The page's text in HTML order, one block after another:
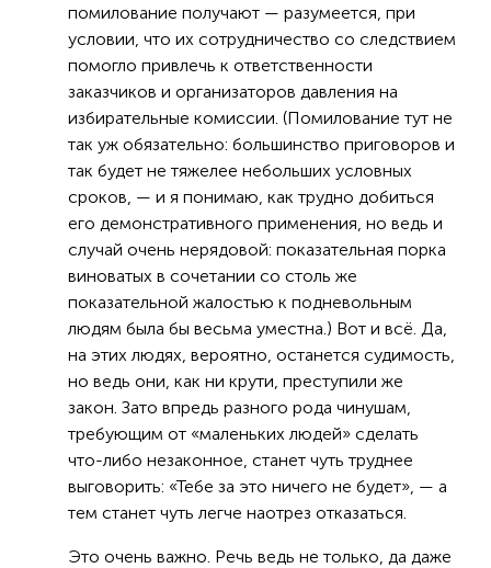
помилование получают — разумеется, при
условии, что их сотрудничество со следствием
помогло привлечь к ответственности
заказчиков и организаторов давления на
избирательные комиссии. (Помилование тут не
так уж обязательно: большинство приговоров и
так будет не тяжелее небольших условных
сроков, — и я понимаю, как трудно добиться
его демонстративного применения, но ведь и
случай очень нерядовой: показательная порка
виноватых в сочетании со столь же
показательной жалостью к подневольным
людям была бы весьма уместна.) Вот и всё. Да,
на этих людях, вероятно, останется судимость,
но ведь они, как ни крути, преступили же
закон. Зато впредь разного рода чинушам,
требующим от «маленьких людей» сделать
что-либо незаконное, станет чуть труднее
выговорить: «Тебе за это ничего не будет», — а
тем станет чуть легче наотрез отказаться.
Это очень важно. Речь ведь не только, да даже